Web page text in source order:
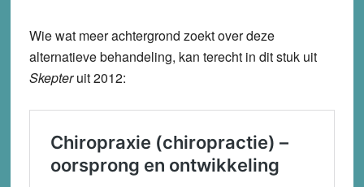
Wie wat meer achtergrond zoekt over deze
alternatieve behandeling, kan terecht in dit stuk uit
Skepteruit 2012: